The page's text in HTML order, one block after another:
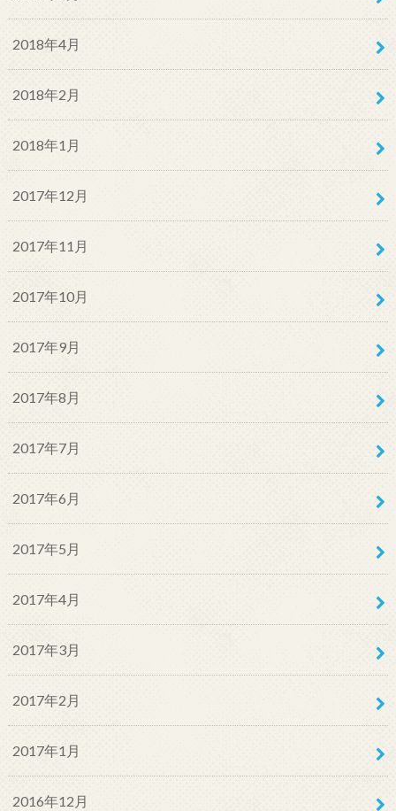
2018年4月
2018年2月
2018年1月
2017年12月
2017年11月
2017年10月
2017年9月
2017年8月
2017年7月
2017年6月
2017年5月
2017年4月
2017年3月
2017年2月
2017年1月
2016年12月